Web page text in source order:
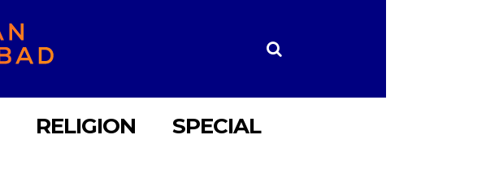
RELIGION SPECIAL